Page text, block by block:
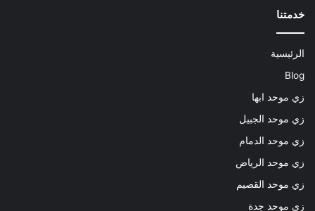
خدمتنا
الرئيسية
Blog
زي موحد ابها
زي موحد الجبيل
زي موحد الدمام
زي موحد الرياض
زي موحد القصيم
زي موحد جدة